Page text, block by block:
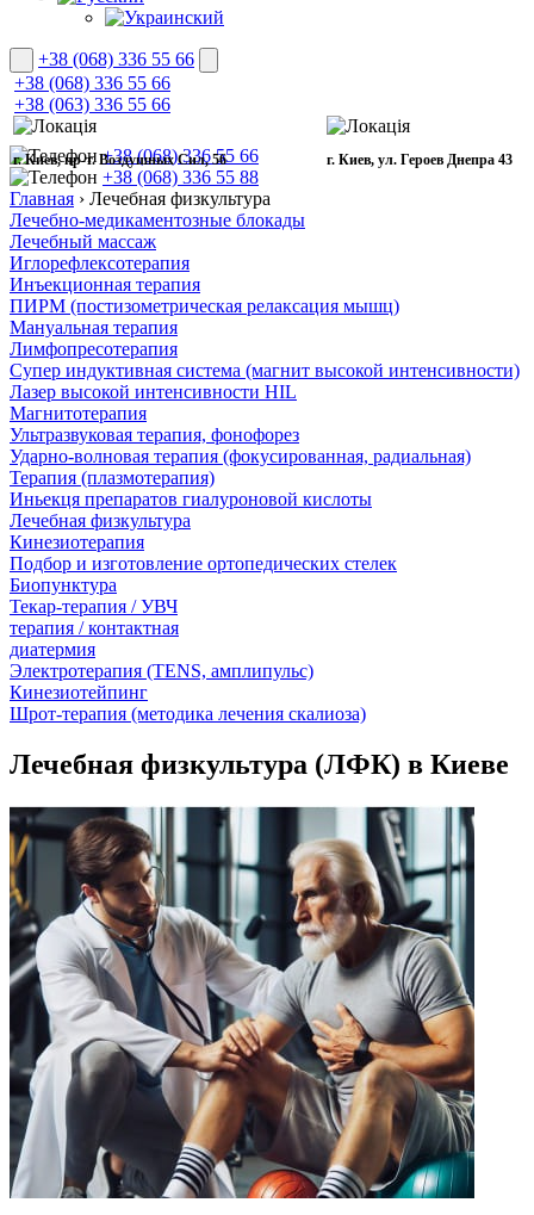
+38 (068) 336 55 66
+38 (068) 336 55 66
+38 (063) 336 55 66
г. Киев, пр-т. Воздушных Сил, 56 г. Киев, ул. Героев Днепра 43
+38 (068) 336 55 66
+38 (068) 336 55 88
Главная › Лечебная физкультура
Лечебно-медикаментозные блокады
Лечебный массаж
Иглорефлексотерапия
Инъекционная терапия
ПИРМ (постизометрическая релаксация мышц)
Мануальная терапия
Лимфопресотерапия
Супер индуктивная система (магнит высокой интенсивности)
Лазер высокой интенсивности HIL
Магнитотерапия
Ультразвуковая терапия, фонофорез
Ударно-волновая терапия (фокусированная, радиальная)
Терапия (плазмотерапия)
Иньекця препаратов гиалуроновой кислоты
Лечебная физкультура
Кинезиотерапия
Подбор и изготовление ортопедических стелек
Биопунктура
Текар-терапия / УВЧ
терапия / контактная
диатермия
Электротерапия (TENS, амплипульс)
Кинезиотейпинг
Шрот-терапия (методика лечения скалиоза)
Лечебная физкультура (ЛФК) в Киеве